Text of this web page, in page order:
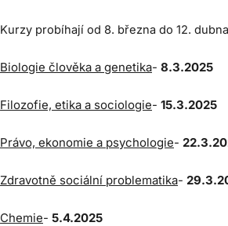
Kurzy probíhají od 8. března do 12.
Biologie člověka a genetika- 8.3.2025
Filozofie, etika a sociologie- 15.3.2025
Právo, ekonomie a psychologie-
Zdravotně sociální problematika-
Chemie- 5.4.2025